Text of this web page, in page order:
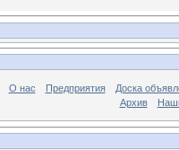
О нас Предприятия
Доска
Архив